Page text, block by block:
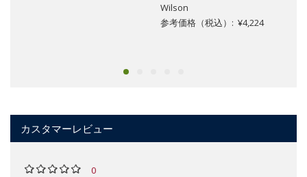
Wilson
参考価格（税込）: ¥4,224
カスタマーレビュー
0